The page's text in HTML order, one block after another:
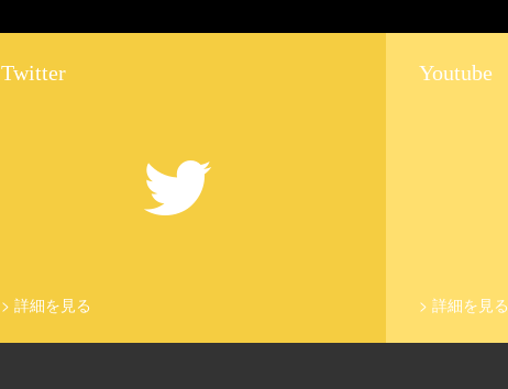
Twitter
> 詳細を見る
Youtube
> 詳細を見る